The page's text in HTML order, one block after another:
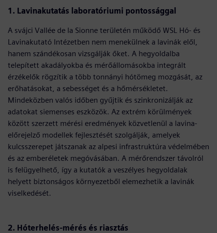
1. Lavinakutatás laboratóriumi pontossággal
A svájci Vallée de la Sionne területén működő WSL Hó- és
Lavinakutató Intézetben nem menekülnek a lavinák elől,
hanem szándékosan vizsgálják őket. A hegyoldalba
telepített akadályokba és mérőállomásokba integrált
érzékelők rögzítik a több tonnányi hótömeg mozgását, az
erőhatásokat, a sebességet és a hőmérsékletet.
Mindeközben valós időben gyűjtik és szinkronizálják az
adatokat siemenses eszközök. Az extrém körülmények
között szerzett mérési eredmények közvetlenül a lavina-
előrejelző modellek fejlesztését szolgálják, amelyek
kulcsszerepet játszanak az alpesi infrastruktúra védelmében
és az emberéletek megóvásában. A mérőrendszer távolról
is felügyelhető, így a kutatók a veszélyes hegyoldalak
helyett biztonságos környezetből elemezhetik a lavinák
viselkedését.
2. Hóterhelés-mérés és riasztás